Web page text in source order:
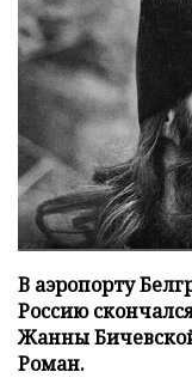
В аэропорту
Россию
Жанны
Роман.